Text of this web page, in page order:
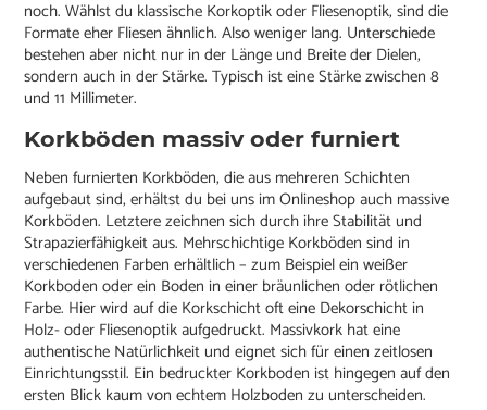
noch. Wählst du klassische Korkoptik oder Fliesenoptik, sind die
Formate eher Fliesen ähnlich. Also weniger lang. Unterschiede
bestehen aber nicht nur in der Länge und Breite der Dielen,
sondern auch in der Stärke. Typisch ist eine Stärke zwischen 8
und 11 Millimeter.
Korkböden massiv oder furniert
Neben furnierten Korkböden, die aus mehreren Schichten
aufgebaut sind, erhältst du bei uns im Onlineshop auch massive
Korkböden. Letztere zeichnen sich durch ihre Stabilität und
Strapazierfähigkeit aus. Mehrschichtige Korkböden sind in
verschiedenen Farben erhältlich – zum Beispiel ein weißer
Korkboden oder ein Boden in einer bräunlichen oder rötlichen
Farbe. Hier wird auf die Korkschicht oft eine Dekorschicht in
Holz- oder Fliesenoptik aufgedruckt. Massivkork hat eine
authentische Natürlichkeit und eignet sich für einen zeitlosen
Einrichtungsstil. Ein bedruckter Korkboden ist hingegen auf den
ersten Blick kaum von echtem Holzboden zu unterscheiden.